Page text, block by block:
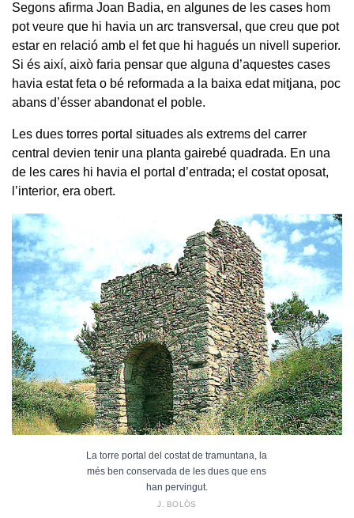
Segons afirma Joan Badia, en algunes de les cases hom
pot veure que hi havia un arc transversal, que creu que pot
estar en relació amb el fet que hi hagués un nivell superior.
Si és així, això faria pensar que alguna d’aquestes cases
havia estat feta o bé reformada a la baixa edat mitjana, poc
abans d’ésser abandonat el poble.
Les dues torres portal situades als extrems del carrer
central devien tenir una planta gairebé quadrada. En una
de les cares hi havia el portal d’entrada; el costat oposat,
l’interior, era obert.
La torre portal del costat de tramuntana, la
més ben conservada de les dues que ens
han pervingut.
J. BOLÒS